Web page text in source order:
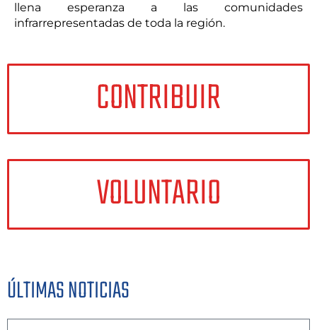
llena esperanza a las comunidades
infrarrepresentadas de toda la región.
CONTRIBUIR
VOLUNTARIO
ÚLTIMAS NOTICIAS